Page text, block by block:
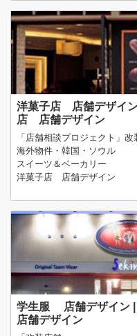
洋菓子店 店舗デザイン |
店 店舗デザイン
「店舗相談プロジェクト」
海外物件・韓国・ソウル
スイーツ＆ベーカリー
洋菓子店 店舗デザイン
学生服 店舗デザイン
店舗デザイン